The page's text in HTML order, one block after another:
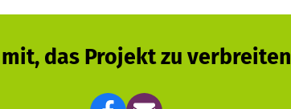
Aufsicht, TÜV-Abnahme
das Projekt zu verbreiten